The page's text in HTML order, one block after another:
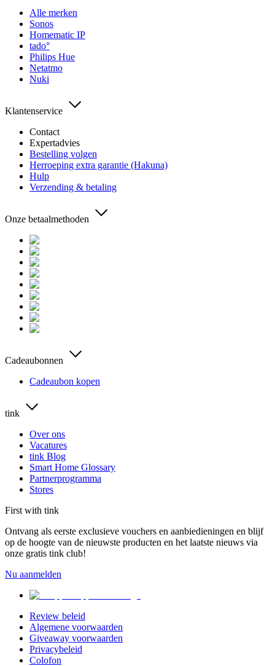
Alle merken
Sonos
Homematic IP
tado°
Philips Hue
Netatmo
Nuki
Klantenservice
Contact
Expertadvies
Bestelling volgen
Herroeping extra garantie (Hakuna)
Hulp
Verzending & betaling
Onze betaalmethoden
Cadeaubonnen
Cadeaubon kopen
tink
Over ons
Vacatures
tink Blog
Smart Home Glossary
Partnerprogramma
Stores
First with tink
Ontvang als eerste exclusieve vouchers en aanbiedieningen en blijf
op de hoogte van de nieuwste producten en het laatste nieuws via
onze gratis tink club!
Nu aanmelden
Review beleid
Algemene voorwaarden
Giveaway voorwaarden
Privacybeleid
Colofon